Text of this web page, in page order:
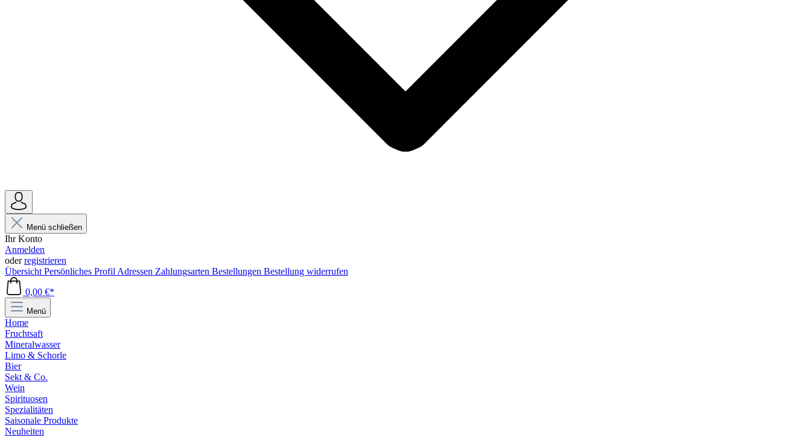
Menü schließen
Ihr Konto
Anmelden
oderregistrieren
Übersicht Persönliches Profil Adressen Zahlungsarten Bestellungen Bestellung widerrufen
0,00 €*
Menü
Home
Fruchtsaft
Mineralwasser
Limo & Schorle
Bier
Sekt & Co.
Wein
Spirituosen
Spezialitäten
Saisonale Produkte
Neuheiten